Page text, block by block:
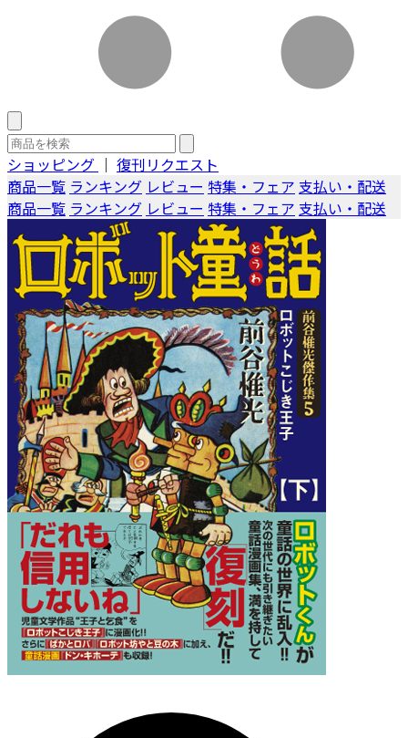
ショッピング ｜ 復刊リクエスト
商品一覧 ランキング レビュー 特集・フェア 支払い・配送
商品一覧 ランキング レビュー 特集・フェア 支払い・配送